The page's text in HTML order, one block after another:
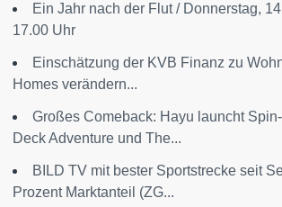
Ein Jahr nach der Flut / Donnerstag,
17.00 Uhr
Einschätzung der KVB Finanz zu
Homes verändern...
Großes Comeback: Hayu launcht
Deck Adventure und The...
BILD TV mit bester Sportstrecke seit
Prozent Marktanteil (ZG...